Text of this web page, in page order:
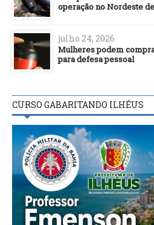
operação no Nordeste
julho 24, 2026
Mulheres podem
para defesa pessoal
CURSO GABARITANDO ILHÉUS